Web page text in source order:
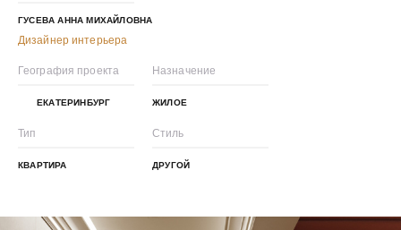
ГУСЕВА АННА МИХАЙЛОВНА
Дизайнер интерьера
География проекта
ЕКАТЕРИНБУРГ
Назначение
ЖИЛОЕ
Тип
КВАРТИРА
Стиль
ДРУГОЙ